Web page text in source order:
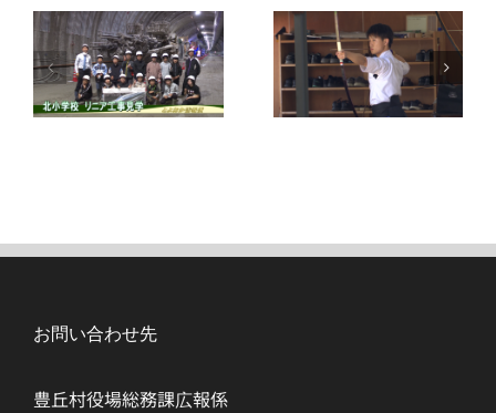
お問い合わせ先
豊丘村役場総務課広報係